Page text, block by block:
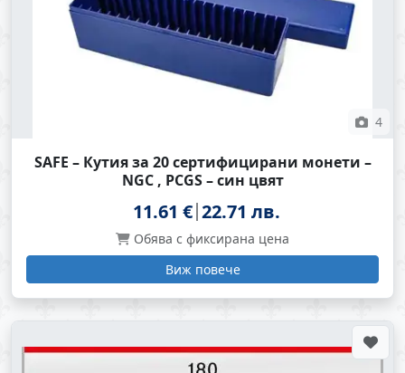
4
SAFE – Кутия за 20 сертифицирани монети –
NGC , PCGS – син цвят
11.61 € 22.71 лв.
Обява с фиксирана цена
Виж повече